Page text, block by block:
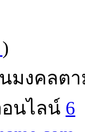
)
มงคลต
นไลน์ 6